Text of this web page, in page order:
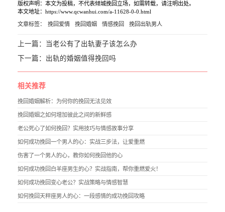
版权声明：本文为投稿，不代表倾城挽回立场，如需转载，请注明出处。
本文地址：https://www.qcwanhui.com/a-11628-0-0.html
文章标签： 挽回爱情 挽回婚姻 情感挽回 挽回出轨男人
上一篇： 当老公有了出轨妻子该怎么办
下一篇： 出轨的婚姻值得挽回吗
相关推荐
挽回婚姻解析：为何你的挽回无法见效
挽回婚姻之如何增加彼此之间的新鲜感
老公死心了如何挽回？实用技巧与情感故事分享
如何成功挽回一个男人的心：实战三步法，让爱重燃
伤害了一个男人的心，教你如何挽回他的心
如何成功挽回白羊座男生的心？实战指南，帮你重燃爱火！
如何成功挽回变心老公？实战策略与情感智慧
如何挽回天秤座男人的心：一段感情的成功挽回攻略